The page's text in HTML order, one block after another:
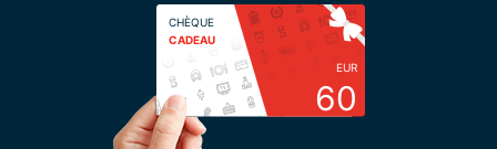
CHÈQUE
CADEAU
EUR
60